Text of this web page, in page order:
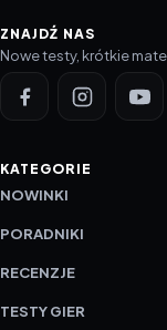
ZNAJDŹ NAS
Nowe testy, krótkie
KATEGORIE
NOWINKI
PORADNIKI
RECENZJE
TESTY GIER